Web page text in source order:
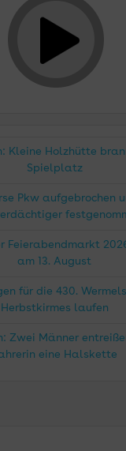
Kleine Holzhütte
Spielplatz
Pkw aufgebrochen
Feierabendmarkt
am 13. August
für die 430.
Herbstkirmes laufen
Zwei Männer
eine Halskette